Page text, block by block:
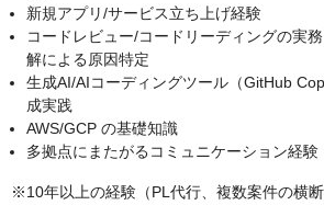
新規アプリ/サービス立ち上げ経験
コードレビュー/コードリーディングの実
解による原因特定
生成AI/AIコーディングツール（GitHub
成実践
AWS/GCP の基礎知識
多拠点にまたがるコミュニケーション経験
※10年以上の経験（PL代行、複数案件の横